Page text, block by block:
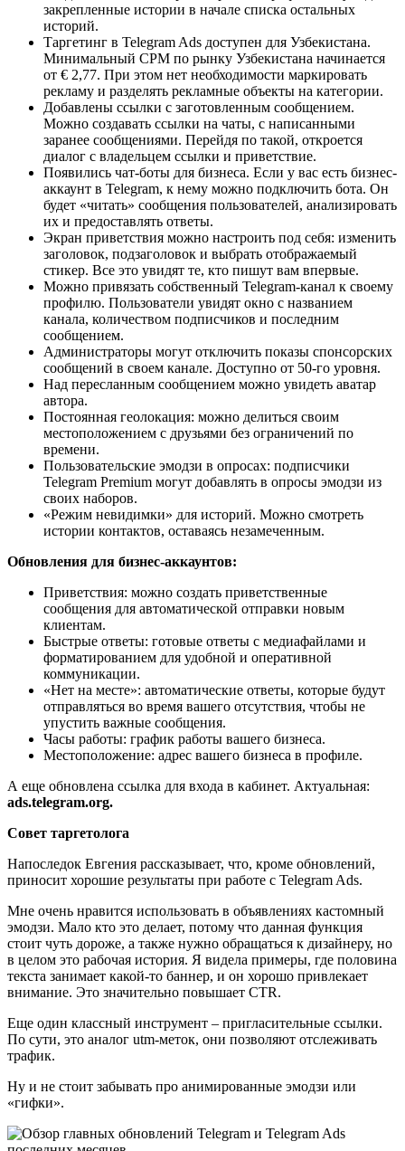
закрепленные истории в начале списка остальных
историй.
Таргетинг в Telegram Ads доступен для Узбекистана.
Минимальный CPM по рынку Узбекистана начинается
от € 2,77. При этом нет необходимости маркировать
рекламу и разделять рекламные объекты на категории.
Добавлены ссылки с заготовленным сообщением.
Можно создавать ссылки на чаты, с написанными
заранее сообщениями. Перейдя по такой, откроется
диалог с владельцем ссылки и приветствие.
Появились чат-боты для бизнеса. Если у вас есть бизнес-
аккаунт в Telegram, к нему можно подключить бота. Он
будет «читать» сообщения пользователей, анализировать
их и предоставлять ответы.
Экран приветствия можно настроить под себя: изменить
заголовок, подзаголовок и выбрать отображаемый
стикер. Все это увидят те, кто пишут вам впервые.
Можно привязать собственный Telegram-канал к своему
профилю. Пользователи увидят окно с названием
канала, количеством подписчиков и последним
сообщением.
Администраторы могут отключить показы спонсорских
сообщений в своем канале. Доступно от 50-го уровня.
Над пересланным сообщением можно увидеть аватар
автора.
Постоянная геолокация: можно делиться своим
местоположением с друзьями без ограничений по
времени.
Пользовательские эмодзи в опросах: подписчики
Telegram Premium могут добавлять в опросы эмодзи из
своих наборов.
«Режим невидимки» для историй. Можно смотреть
истории контактов, оставаясь незамеченным.
Обновления для бизнес-аккаунтов:
Приветствия: можно создать приветственные
сообщения для автоматической отправки новым
клиентам.
Быстрые ответы: готовые ответы с медиафайлами и
форматированием для удобной и оперативной
коммуникации.
«Нет на месте»: автоматические ответы, которые будут
отправляться во время вашего отсутствия, чтобы не
упустить важные сообщения.
Часы работы: график работы вашего бизнеса.
Местоположение: адрес вашего бизнеса в профиле.
А еще обновлена ссылка для входа в кабинет. Актуальная:
ads.telegram.org.
Совет таргетолога
Напоследок Евгения рассказывает, что, кроме обновлений,
приносит хорошие результаты при работе с Telegram Ads.
Мне очень нравится использовать в объявлениях кастомный
эмодзи. Мало кто это делает, потому что данная функция
стоит чуть дороже, а также нужно обращаться к дизайнеру, но
в целом это рабочая история. Я видела примеры, где половина
текста занимает какой-то баннер, и он хорошо привлекает
внимание. Это значительно повышает CTR.
Еще один классный инструмент – пригласительные ссылки.
По сути, это аналог utm-меток, они позволяют отслеживать
трафик.
Ну и не стоит забывать про анимированные эмодзи или
«гифки».